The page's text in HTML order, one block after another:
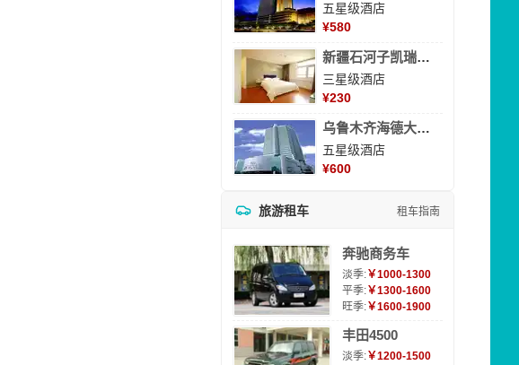
五星级酒店
¥580
新疆石河子凯瑞酒店
三星级酒店
¥230
乌鲁木齐海德大酒店
五星级酒店
¥600
旅游租车 租车指南
奔驰商务车
淡季:￥1000-1300
平季:￥1300-1600
旺季:￥1600-1900
丰田4500
淡季:￥1200-1500